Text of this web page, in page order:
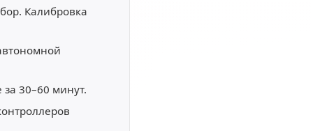
Калибровка
30–60 минут.